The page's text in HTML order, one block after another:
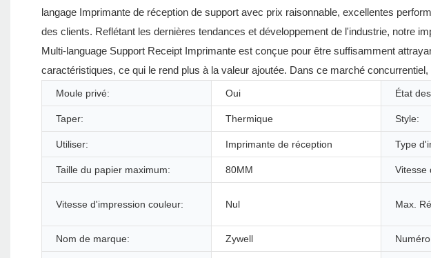
langage Imprimante de réception de support avec prix raisonnable, excellentes
des clients. Reflétant les dernières tendances et développement de l'industrie, notre
Multi-language Support Receipt Imprimante est conçue pour être suffisamment
caractéristiques, ce qui le rend plus à la valeur ajoutée. Dans ce marché
Moule privé: Oui État
Taper: Thermique Style:
Utiliser: Imprimante de réception Type
Taille du papier maximum: 80MM Vitesse
Vitesse d'impression couleur: Nul Max.
Nom de marque: Zywell